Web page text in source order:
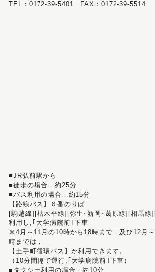
TEL：0172-39-5401 FAX：0172-39-5514
■JR弘前駅から
■徒歩の場合…約25分
■バス利用の場合…約15分
【路線バス】６番のりば
[駒越線][枯木平線][弥生･新岡･葛原線][相馬線
利用し,｢大学病院前｣下車
※4月～11月の10時から18時まで，及び12月
時までは，
【土手町循環バス】が利用できます。
（10分間隔で運行,｢大学病院前｣下車）
■タクシー利用の場合…約10分